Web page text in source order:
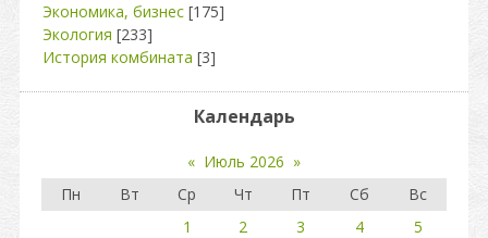
Экономика, бизнес [175]
Экология [233]
История комбината [3]
Календарь
« Июль 2026 »
Пн
Вт Ср Чт Пт Сб
Вс
1
2 3 4
5